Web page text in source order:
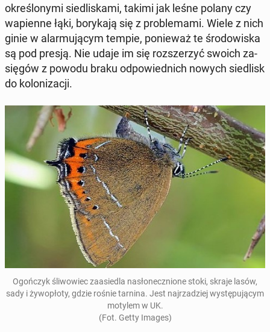
okre­ślo­ny­mi sie­dli­ska­mi, takimi jak leśne polany czy
wa­pien­ne łąki, bo­ry­ka­ją się z pro­ble­ma­mi. Wiele z nich
ginie w alar­mu­ją­cym tempie, po­nie­waż te śro­do­wi­ska
są pod presją. Nie udaje im się roz­sze­rzyć swoich za­
się­gów z powodu braku od­po­wied­nich nowych sie­dlisk
do ko­lo­ni­za­cji.
Ogoń­czyk śli­wo­wiec za­asie­dla na­sło­necz­nio­ne stoki, skraje lasów,
sady i ży­wo­pło­ty, gdzie rośnie tarnina. Jest naj­rza­dziej wy­stę­pu­ją­cym
motylem w UK.
(Fot. Getty Images)